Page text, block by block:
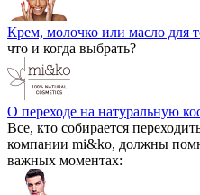
Крем, молочко или масло для
что и когда выбрать?
О переходе на натуральную
Все, кто собирается
компании mi&ko, должны
важных моментах: